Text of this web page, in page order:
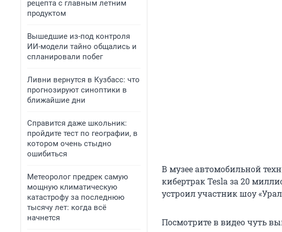
рецепта с главным летним
продуктом
Вышедшие из-под контроля
ИИ-модели тайно общались и
спланировали побег
Ливни вернутся в Кузбасс: что
прогнозируют синоптики в
ближайшие дни
Справится даже школьник:
пройдите тест по географии, в
котором очень стыдно
ошибиться
Метеоролог предрек самую
мощную климатическую
катастрофу за последнюю
тысячу лет: когда всё
начнется
В музее автомобильной
кибертрак Tesla за 20
устроил участник шоу
Посмотрите в видео чуть